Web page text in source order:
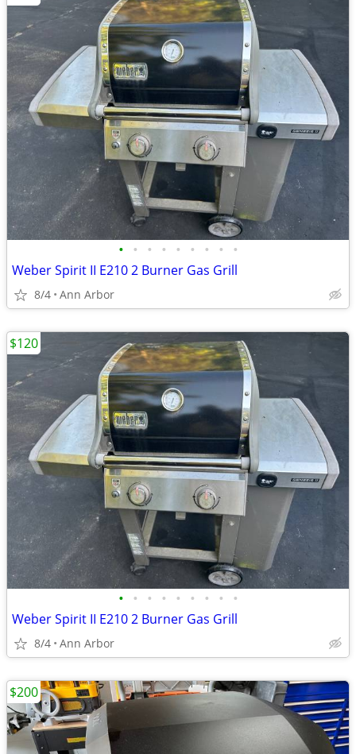
• • • • • • • • •
Weber Spirit II E210 2 Burner Gas Grill
8/4 Ann Arbor
• • • • • • • • •
Weber Spirit II E210 2 Burner Gas Grill
8/4 Ann Arbor
$120
$200